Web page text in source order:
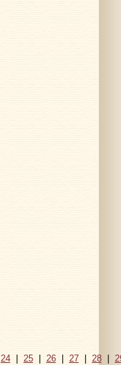
24| 25| 26| 27| 28|